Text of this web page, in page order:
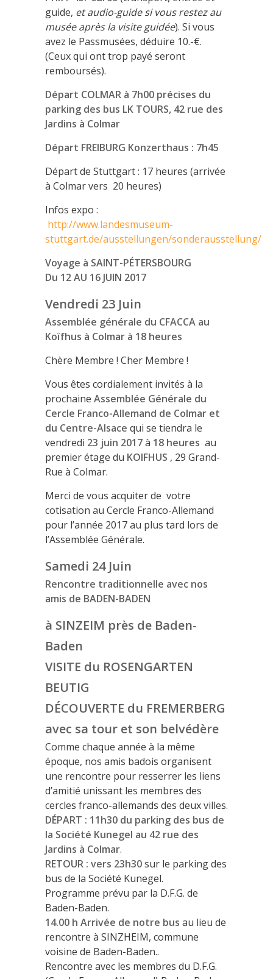
guide, et audio-guide si vous restez au
musée après la visite guidée). Si vous
avez le Passmusées, déduire 10.-€.
(Ceux qui ont trop payé seront
remboursés).
Départ COLMAR à 7h00 précises du
parking des bus LK TOURS, 42 rue des
Jardins à Colmar
Départ FREIBURG Konzerthaus : 7h45
Départ de Stuttgart : 17 heures (arrivée
à Colmar vers 20 heures)
Infos expo :
http://www.landesmuseum-
stuttgart.de/ausstellungen/sonderausstellung/
Voyage à SAINT-PÉTERSBOURG
Du 12 AU 16 JUIN 2017
Vendredi 23 Juin
Assemblée générale du CFACCA au
Koïfhus à Colmar à 18 heures
Chère Membre ! Cher Membre !
Vous êtes cordialement invités à la
prochaine Assemblée Générale du
Cercle Franco-Allemand de Colmar et
du Centre-Alsace qui se tiendra le
vendredi 23 juin 2017à 18 heures au
premier étage du KOIFHUS , 29 Grand-
Rue à Colmar.
Merci de vous acquiter de votre
cotisation au Cercle Franco-Allemand
pour l’année 2017 au plus tard lors de
l’Assemblée Générale.
Samedi 24 Juin
Rencontre traditionnelle avec nos
amis de BADEN-BADEN
à SINZEIM près de Baden-
Baden
VISITE du ROSENGARTEN
BEUTIG
DÉCOUVERTE du FREMERBERG
avec sa tour et son belvédère
Comme chaque année à la même
époque, nos amis badois organisent
une rencontre pour resserrer les liens
d’amitié unissant les membres des
cercles franco-allemands des deux villes.
DÉPART : 11h30 du parking des bus de
la Société Kunegel au 42 rue des
Jardins à Colmar.
RETOUR : vers 23h30sur le parking des
bus de la Société Kunegel.
Programme prévu par la D.F.G. de
Baden-Baden.
14.00 h Arrivée de notre bus au lieu de
rencontre à SINZHEIM, commune
voisine de Baden-Baden..
Rencontre avec les membres du D.F.G.